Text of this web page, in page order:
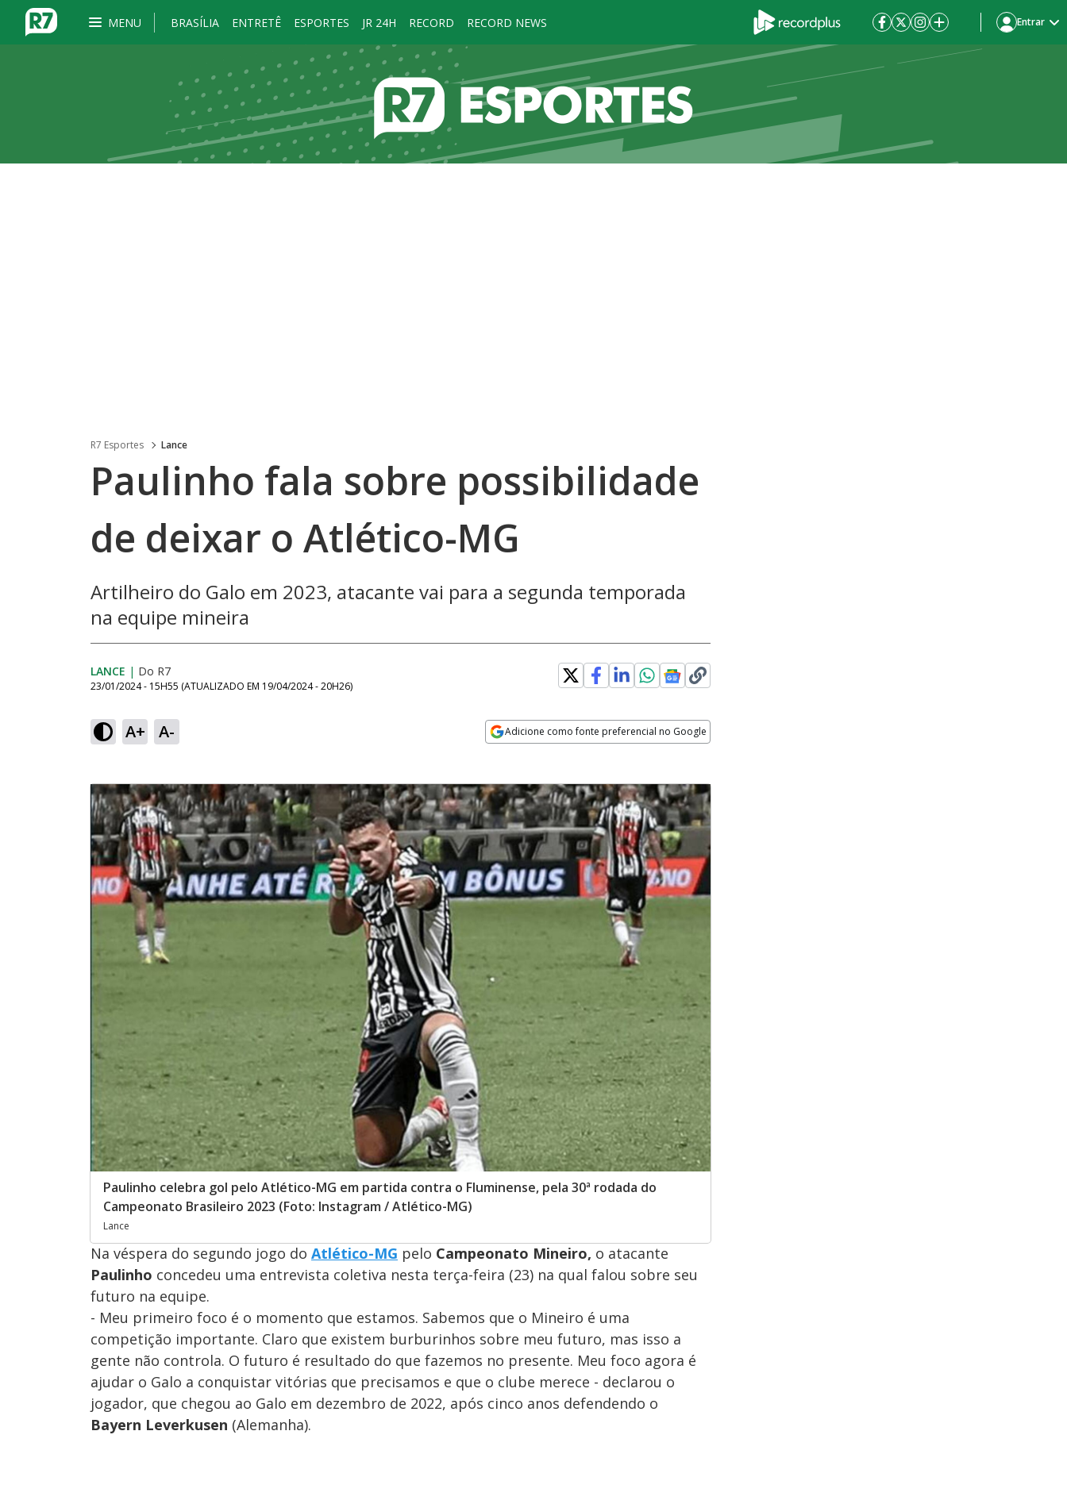
MENU BRASÍLIA ENTRETÊ ESPORTES JR 24H RECORD RECORD NEWS Entrar
R7 Esportes Lance
Paulinho fala sobre possibilidade
de deixar o Atlético-MG
Artilheiro do Galo em 2023, atacante vai para a segunda temporada
na equipe mineira
LANCE | Do R7
23/01/2024 - 15H55 (ATUALIZADO EM 19/04/2024 - 20H26)
A+ A- Adicione como fonte preferencial no Google
Paulinho celebra gol pelo Atlético-MG em partida contra o Fluminense, pela 30ª rodada do
Campeonato Brasileiro 2023 (Foto: Instagram / Atlético-MG)
Lance
Na véspera do segundo jogo do Atlético-MG pelo Campeonato Mineiro, o atacante
Paulinho concedeu uma entrevista coletiva nesta terça-feira (23) na qual falou sobre seu
futuro na equipe.
- Meu primeiro foco é o momento que estamos. Sabemos que o Mineiro é uma
competição importante. Claro que existem burburinhos sobre meu futuro, mas isso a
gente não controla. O futuro é resultado do que fazemos no presente. Meu foco agora é
ajudar o Galo a conquistar vitórias que precisamos e que o clube merece - declarou o
jogador, que chegou ao Galo em dezembro de 2022, após cinco anos defendendo o
Bayern Leverkusen (Alemanha).